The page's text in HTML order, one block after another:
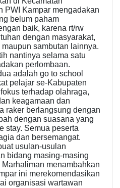
PWI Kampar mengadakan
belum paham
baik, karena rt/rw
dengan masyarakat,
sambutan lainnya.
nantinya selama satu
perlombaan.
adalah go to school
pelajar se-Kabupaten
terhadap olahraga,
keagamaan dan
raker berlangsung dengan
dengan suasana yang
stay. Semua peserta
dan bersemangat.
usulan-usulan
bidang masing-masing
menambahkan
ini merekomendasikan
organisasi wartawan